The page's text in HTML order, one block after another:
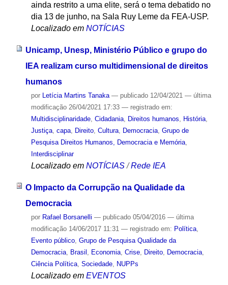
ainda restrito a uma elite, será o tema debatido no
dia 13 de junho, na Sala Ruy Leme da FEA-USP.
Localizado em NOTÍCIAS
Unicamp, Unesp, Ministério Público e grupo do
IEA realizam curso multidimensional de direitos
humanos
por Letícia Martins Tanaka — publicado12/04/2021 — última
modificação26/04/2021 17:33 — registrado em:
Multidisciplinaridade, Cidadania, Direitos humanos, História,
Justiça, capa, Direito, Cultura, Democracia, Grupo de
Pesquisa Direitos Humanos, Democracia e Memória,
Interdisciplinar
Localizado em NOTÍCIAS /Rede IEA
O Impacto da Corrupção na Qualidade da
Democracia
por Rafael Borsanelli — publicado05/04/2016 — última
modificação14/06/2017 11:31 — registrado em: Política,
Evento público, Grupo de Pesquisa Qualidade da
Democracia, Brasil Economia, Crise, Direito, Democracia,
Ciência Política, Sociedade, NUPPs
Localizado em EVENTOS